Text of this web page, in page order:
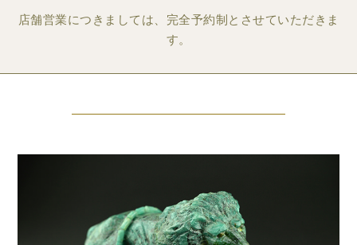
店舗営業につきましては、完全予約制とさせていただきま
す。